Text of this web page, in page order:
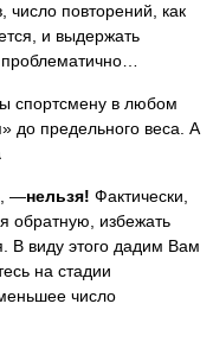
число повторений, как
и выдержать
спортсмену в любом
до предельного веса. А
—нельзя! Фактически,
обратную, избежать
В виду этого дадим Вам
на стадии
число